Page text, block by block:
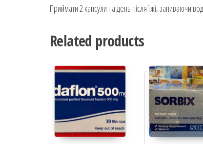
Приймати 2 капсули на день після їжі, запиваючи
Related products